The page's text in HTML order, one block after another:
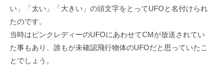
い」「太い」「大きい」の頭文字をとってUFOと名付けられ
たのです。
当時はピンクレディーのUFOにあわせてCMが放送されてい
た事もあり、誰もが未確認飛行物体のUFOだと思っていたこ
とでしょう。